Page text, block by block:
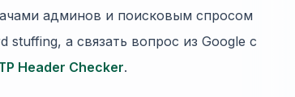
админов и поисковым спросом
а связать вопрос из Google с
Header Checker.